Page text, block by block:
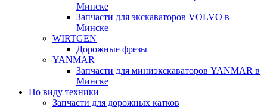
Минске
Запчасти для экскаваторов VOLVO в
Минске
WIRTGEN
Дорожные фрезы
YANMAR
Запчасти для миниэкскаваторов YANMAR в
Минске
По виду техники
Запчасти для дорожных катков